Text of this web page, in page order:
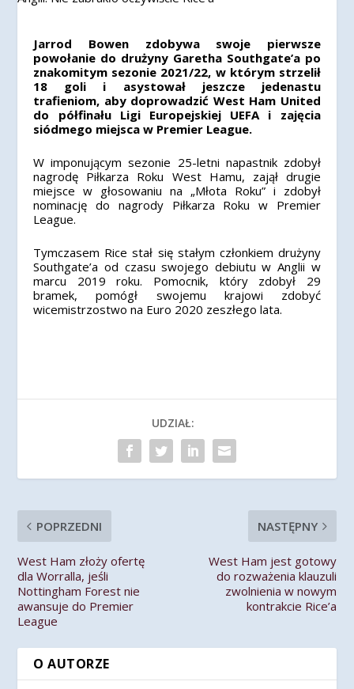
Jarrod Bowen zdobywa swoje pierwsze
powołanie do drużyny Garetha Southgate’a po
znakomitym sezonie 2021/22, w którym strzelił
18 goli i asystował jeszcze jedenastu
trafieniom, aby doprowadzić West Ham United
do półfinału Ligi Europejskiej UEFA i zajęcia
siódmego miejsca w Premier League.
W imponującym sezonie 25-letni napastnik zdobył
nagrodę Piłkarza Roku West Hamu, zajął drugie
miejsce w głosowaniu na „Młota Roku” i zdobył
nominację do nagrody Piłkarza Roku w Premier
League.
Tymczasem Rice stał się stałym członkiem drużyny
Southgate’a od czasu swojego debiutu w Anglii w
marcu 2019 roku. Pomocnik, który zdobył 29
bramek, pomógł swojemu krajowi zdobyć
wicemistrzostwo na Euro 2020 zeszłego lata.
UDZIAŁ:
POPRZEDNI
West Ham złoży ofertę
dla Worralla, jeśli
Nottingham Forest nie
awansuje do Premier
League
NASTĘPNY
West Ham jest gotowy
do rozważenia klauzuli
zwolnienia w nowym
kontrakcie Rice’a
O AUTORZE